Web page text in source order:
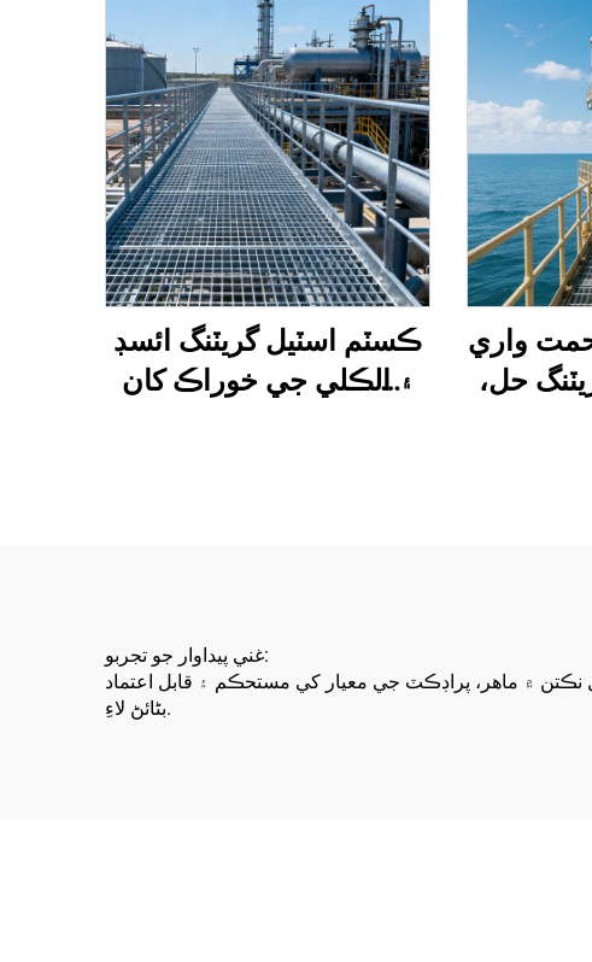
ڪسٽم اسٽيل گريٽنگ ائسڊ
۽ الڪلي جي خوراڪ کان
واري
حل،
غني پيداوار جو تجربو:
نڪتن ۾ ماھر، پراڊڪٽ جي معيار کي مستحڪم ۽ قابل اعتماد
بڻائڻ لاءِ.